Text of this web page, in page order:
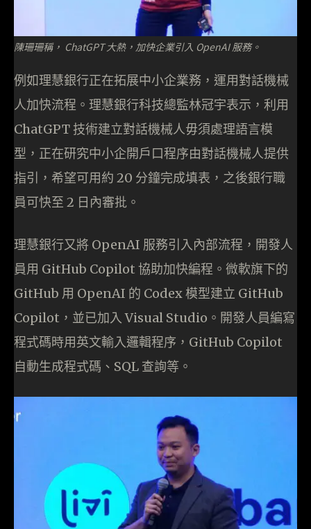
陳珊珊稱， ChatGPT 大熱，加快企業引入 OpenAI 服務。
例如理慧銀行正在拓展中小企業務，運用對話機械
人加快流程。理慧銀行科技總監林冠宇表示，利用
ChatGPT 技術建立對話機械人毋須處理語言模
型，正在研究中小企開戶口程序由對話機械人提供
指引，希望可用約 20 分鐘完成填表，之後銀行職
員可快至 2 日內審批。
理慧銀行又將 OpenAI 服務引入內部流程，開發人
員用 GitHub Copilot 協助加快編程。微軟旗下的
GitHub 用 OpenAI 的 Codex 模型建立 GitHub
Copilot，並已加入 Visual Studio。開發人員編寫
程式碼時用英文輸入邏輯程序，GitHub Copilot
自動生成程式碼、SQL 查詢等。